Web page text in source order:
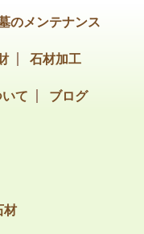
のメンテナンス
石材加工
て ブログ
材